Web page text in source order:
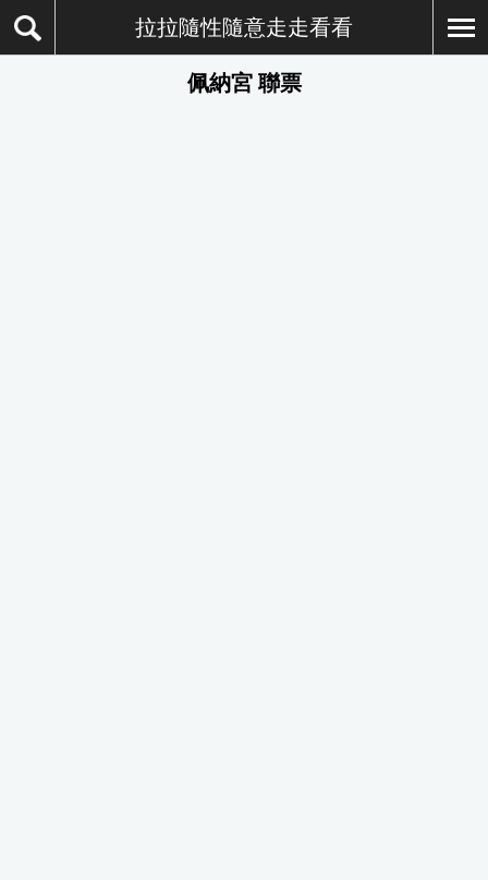
拉拉隨性隨意走走看看
佩納宮 聯票